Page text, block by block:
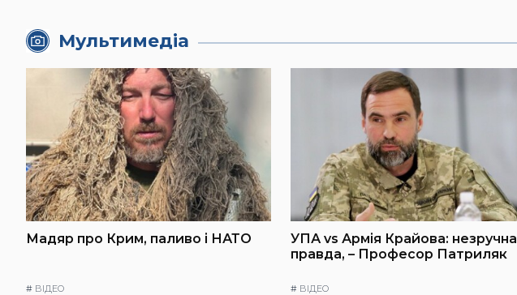
Мультимедіа
Мадяр про Крим, паливо і НАТО
# ВІДЕО
УПА vs Армія Крайова: незручна
правда, – Професор Патриляк
# ВІДЕО